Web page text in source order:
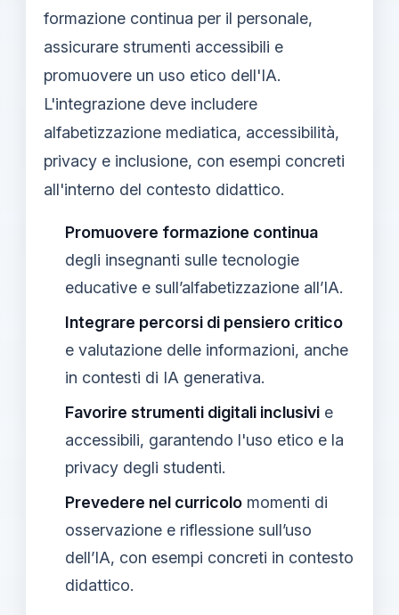
formazione continua per il personale,
assicurare strumenti accessibili e
promuovere un uso etico dell'IA.
L'integrazione deve includere
alfabetizzazione mediatica, accessibilità,
privacy e inclusione, con esempi concreti
all'interno del contesto didattico.
Promuovere formazione continua
degli insegnanti sulle tecnologie
educative e sull’alfabetizzazione all’IA.
Integrare percorsi di pensiero critico
e valutazione delle informazioni, anche
in contesti di IA generativa.
Favorire strumenti digitali inclusivi e
accessibili, garantendo l'uso etico e la
privacy degli studenti.
Prevedere nel curricolo momenti di
osservazione e riflessione sull’uso
dell’IA, con esempi concreti in contesto
didattico.